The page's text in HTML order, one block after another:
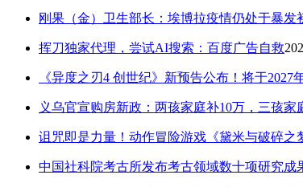
刚果（金）卫生部长：埃博拉疫情仍处于暴发
挥刀独家代理，尝试AI搜索：百度广告自救
《异度之刃4 创世纪》新预告公布！将于2027
义乌官宣购房新政：两孩家庭补10万，三孩家
诅咒即是力量！动作冒险游戏《黛米与破碎之
中国社科院考古所发布考古领域数十项研究成